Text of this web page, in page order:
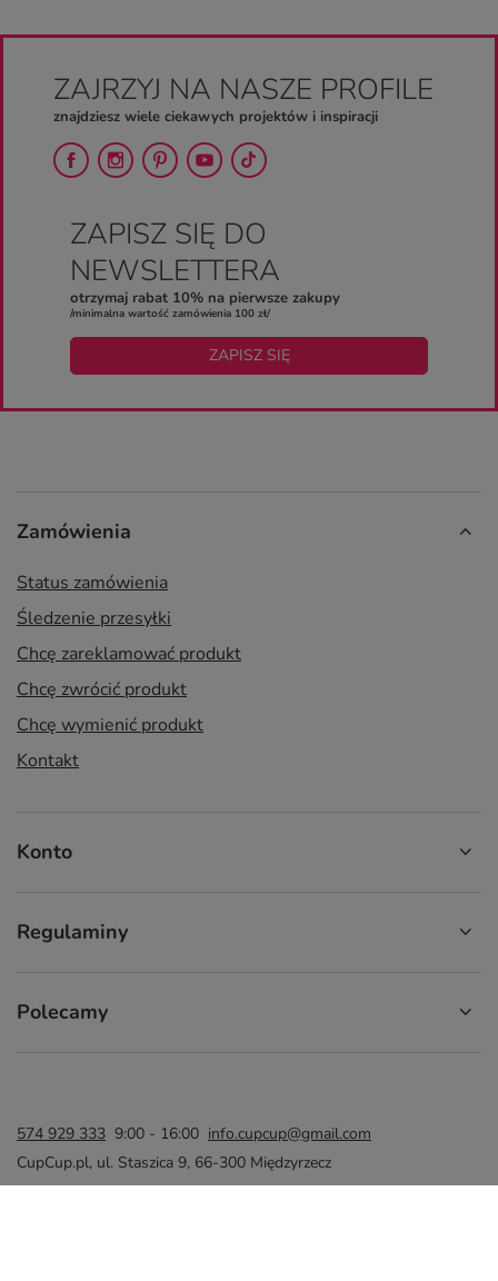
ZAJRZYJ NA NASZE PROFILE
znajdziesz wiele ciekawych projektów i inspiracji
ZAPISZ SIĘ DO
NEWSLETTERA
otrzymaj rabat 10% na pierwsze zakupy
/minimalna wartość zamówienia 100 zł/
ZAPISZ SIĘ
Zamówienia
Status zamówienia
Śledzenie przesyłki
Chcę zareklamować produkt
Chcę zwrócić produkt
Chcę wymienić produkt
Kontakt
Konto
Regulaminy
Polecamy
574 929 333 9:00 - 16:00 info.cupcup@gmail.com
CupCup.pl, ul. Staszica 9, 66-300 Międzyrzecz